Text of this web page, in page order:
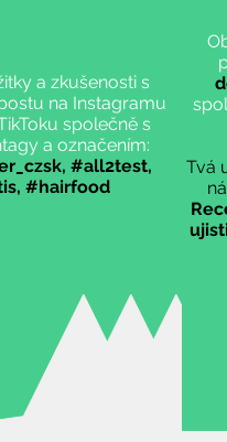
a zkušenosti s
na Instagramu
společně s
a označením:
#all2test,
#hairfood
Tvá